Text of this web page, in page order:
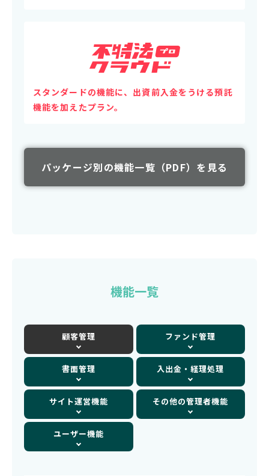
スタンダードの機能に、出資前入金をうける預託
機能を加えたプラン。
パッケージ別の機能一覧（PDF）を見る
機能一覧
顧客管理 ファンド管理
書面管理 入出金・経理処理
サイト運営機能 その他の管理者機能
ユーザー機能